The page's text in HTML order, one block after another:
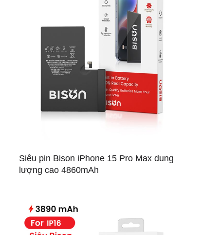
Siêu pin Bison iPhone 15 Pro Max dung
lượng cao 4860mAh